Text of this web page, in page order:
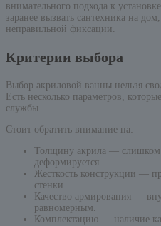
внимательного подхода к
заранее вызвать сантехника на
неправильной фиксации.
Критерии выбора
Выбор акриловой ванны нельзя
Есть несколько параметров,
службы.
Стоит обратить внимание на:
Толщину акрила — слишком
деформируется.
Жесткость конструкции —
стенки.
Качество армирования —
равномерным.
Комплектацию — наличие